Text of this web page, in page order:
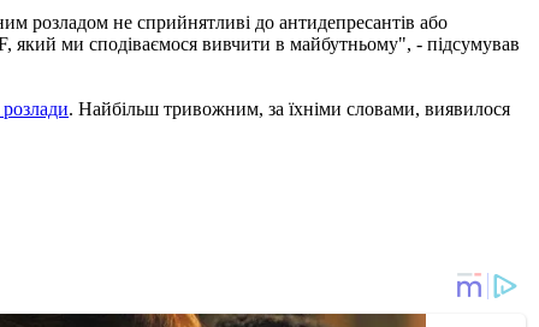
розладом не сприйнятливі до антидепресантів або
який ми сподіваємося вивчити в майбутньому", - підсумував
. Найбільш тривожним, за їхніми словами, виявилося